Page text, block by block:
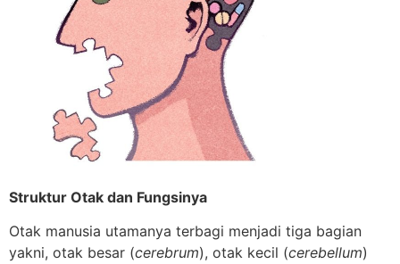
Struktur Otak dan Fungsinya
Otak manusia utamanya terbagi menjadi tiga bagian
yakni, otak besar (cerebrum), otak kecil (cerebellum)